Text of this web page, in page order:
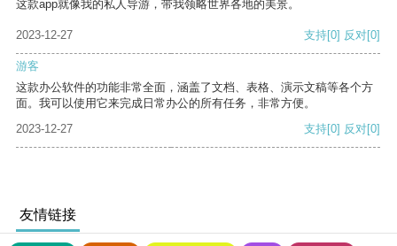
这款app就像我的私人导游，带我领略世界各地的美景。
2023-12-27 支持[0] 反对[0]
游客
这款办公软件的功能非常全面，涵盖了文档、表格、演示文稿等各个方
面。我可以使用它来完成日常办公的所有任务，非常方便。
2023-12-27
支持[0] 反对[0]
友情链接